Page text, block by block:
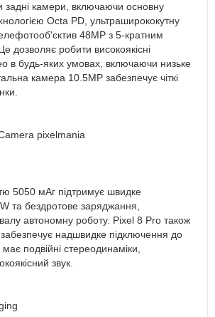
задні камери, включаючи основну
Octa PD, ультраширококутну
48MP з 5-кратним
дозволяє робити високоякісні
в будь-яких умовах, включаючи низьке
камера 10.5MP забезпечує чіткі
5050 мАг підтримує швидке
та бездротове заряджання,
автономну роботу. Pixel 8 Pro також
надшвидке підключення до
подвійні стереодинаміки,
звук.